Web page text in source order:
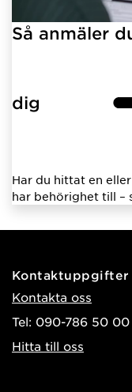
Så anmäler
dig
Har du hittat en
har behörighet till –
Kontaktuppgifter
Kontakta oss
Tel: 090-786 50 00
Hitta till oss